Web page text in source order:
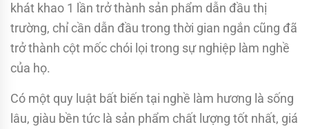
khát khao 1 lần trở thành sản phẩm dẫn đầu thị
trường, chỉ cần dẫn đầu trong thời gian ngắn cũng đã
trở thành cột mốc chói lọi trong sự nghiệp làm nghề
của họ.
Có một quy luật bất biến tại nghề làm hương là sống
lâu, giàu bền tức là sản phẩm chất lượng tốt nhất, giá